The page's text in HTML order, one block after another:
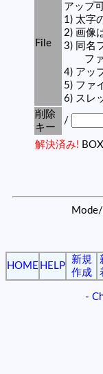
File
アップ
1) 太字
2) 画像
3) 同名
ファ
4) アッ
5) ファ
6) スレ
削除
キー
/
解決済み!
Mode/
HOME HELP
新規
作成
-